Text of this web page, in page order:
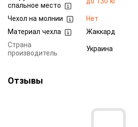
спальное место
Чехол на молнии
Нет
Материал чехла
Жаккард
Страна
производитель
Украина
Отзывы